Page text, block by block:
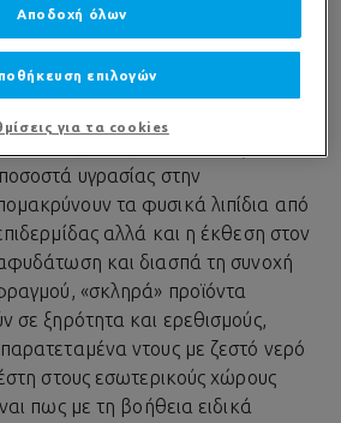
ανάμεσά τους: η
συνδέεται με μειωμένη
οποία διαταράσσει τη λειτουργία
η γήρανση,
υγρασίας στην
τα φυσικά λιπίδια από
αλλά και η έκθεση στον
και διασπά τη συνοχή
«σκληρά» προϊόντα
σε ξηρότητα και ερεθισμούς,
ντους με ζεστό νερό
στους εσωτερικούς χώρους
πως με τη βοήθεια ειδικά
Αποδοχή όλων
επιλογών
για τα cookies